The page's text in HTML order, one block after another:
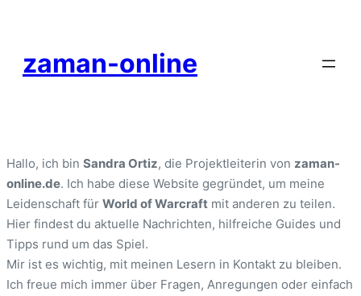
zaman-online
Hallo, ich bin Sandra Ortiz, die Projektleiterin von zaman-
online.de. Ich habe diese Website gegründet, um meine
Leidenschaft für World of Warcraft mit anderen zu teilen.
Hier findest du aktuelle Nachrichten, hilfreiche Guides und
Tipps rund um das Spiel.
Mir ist es wichtig, mit meinen Lesern in Kontakt zu bleiben.
Ich freue mich immer über Fragen, Anregungen oder einfach